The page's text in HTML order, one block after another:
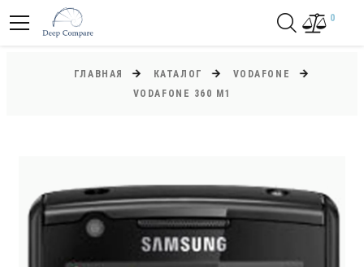
0
ГЛАВНАЯ КАТАЛОГ
VODAFONE
VODAFONE 360 M1